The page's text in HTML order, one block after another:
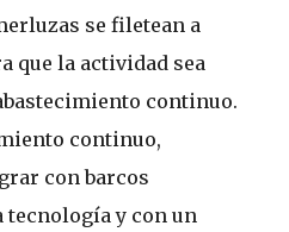
se filetean a
que la actividad sea
continuo.
continuo,
con barcos
tecnología y con un